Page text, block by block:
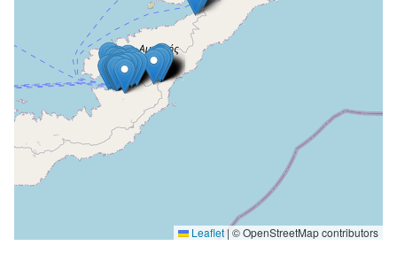
Leaflet | © OpenStreetMap contributors